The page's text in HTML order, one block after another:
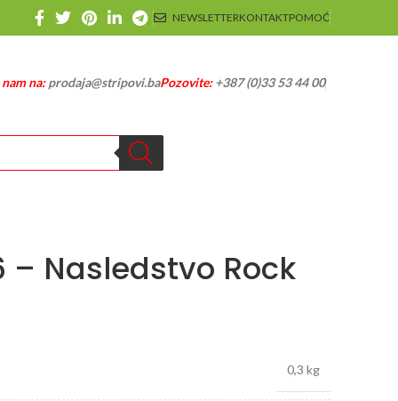
NEWSLETTERKONTAKTPOMOĆ
na:prodaja@stripovi.baPozovite:+387 (0)33 53 44 00
– Nasledstvo Rock
0,3 kg